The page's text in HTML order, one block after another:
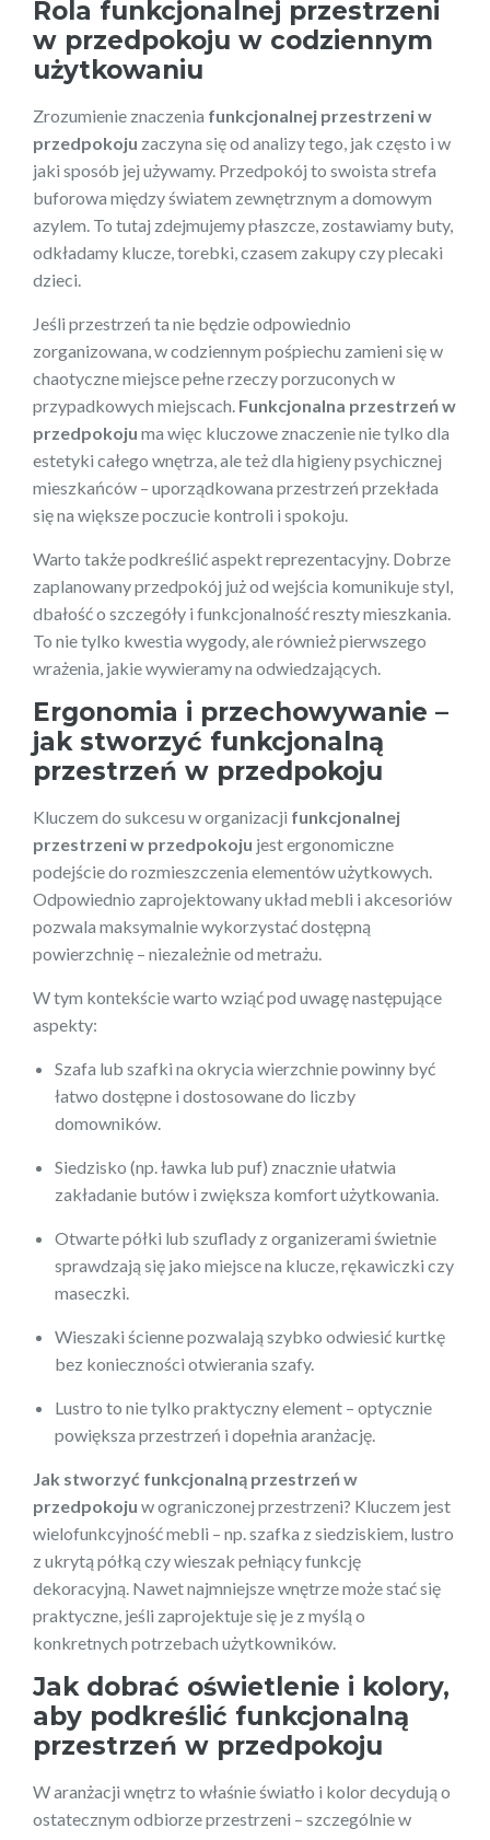
Rola funkcjonalnej przestrzeni
w przedpokoju w codziennym
użytkowaniu
Zrozumienie znaczenia funkcjonalnej przestrzeni w
przedpokoju zaczyna się od analizy tego, jak często i w
jaki sposób jej używamy. Przedpokój to swoista strefa
buforowa między światem zewnętrznym a domowym
azylem. To tutaj zdejmujemy płaszcze, zostawiamy buty,
odkładamy klucze, torebki, czasem zakupy czy plecaki
dzieci.
Jeśli przestrzeń ta nie będzie odpowiednio
zorganizowana, w codziennym pośpiechu zamieni się w
chaotyczne miejsce pełne rzeczy porzuconych w
przypadkowych miejscach. Funkcjonalna przestrzeń w
przedpokoju ma więc kluczowe znaczenie nie tylko dla
estetyki całego wnętrza, ale też dla higieny psychicznej
mieszkańców – uporządkowana przestrzeń przekłada
się na większe poczucie kontroli i spokoju.
Warto także podkreślić aspekt reprezentacyjny. Dobrze
zaplanowany przedpokój już od wejścia komunikuje styl,
dbałość o szczegóły i funkcjonalność reszty mieszkania.
To nie tylko kwestia wygody, ale również pierwszego
wrażenia, jakie wywieramy na odwiedzających.
Ergonomia i przechowywanie –
jak stworzyć funkcjonalną
przestrzeń w przedpokoju
Kluczem do sukcesu w organizacji funkcjonalnej
przestrzeni w przedpokoju jest ergonomiczne
podejście do rozmieszczenia elementów użytkowych.
Odpowiednio zaprojektowany układ mebli i akcesoriów
pozwala maksymalnie wykorzystać dostępną
powierzchnię – niezależnie od metrażu.
W tym kontekście warto wziąć pod uwagę następujące
aspekty:
Szafa lub szafki na okrycia wierzchnie powinny być
łatwo dostępne i dostosowane do liczby
domowników.
Siedzisko (np. ławka lub puf) znacznie ułatwia
zakładanie butów i zwiększa komfort użytkowania.
Otwarte półki lub szuflady z organizerami świetnie
sprawdzają się jako miejsce na klucze, rękawiczki czy
maseczki.
Wieszaki ścienne pozwalają szybko odwiesić kurtkę
bez konieczności otwierania szafy.
Lustro to nie tylko praktyczny element – optycznie
powiększa przestrzeń i dopełnia aranżację.
Jak stworzyć funkcjonalną przestrzeń w
przedpokoju w ograniczonej przestrzeni? Kluczem jest
wielofunkcyjność mebli – np. szafka z siedziskiem, lustro
z ukrytą półką czy wieszak pełniący funkcję
dekoracyjną. Nawet najmniejsze wnętrze może stać się
praktyczne, jeśli zaprojektuje się je z myślą o
konkretnych potrzebach użytkowników.
Jak dobrać oświetlenie i kolory,
aby podkreślić funkcjonalną
przestrzeń w przedpokoju
W aranżacji wnętrz to właśnie światło i kolor decydują o
ostatecznym odbiorze przestrzeni – szczególnie w